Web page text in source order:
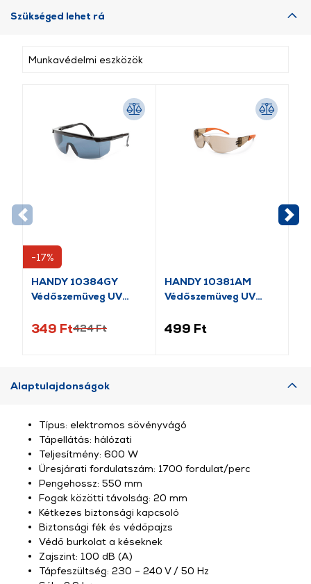
Szükséged lehet rá
Munkavédelmi eszközök
-17%
HANDY 10384GY
Védőszemüveg UV
349 Ft424 Ft
HANDY 10381AM
Védőszemüveg UV
499 Ft
Alaptulajdonságok
Típus: elektromos sövényvágó
Tápellátás: hálózati
Teljesítmény: 600 W
Üresjárati fordulatszám: 1700 fordulat/perc
Pengehossz: 550 mm
Fogak közötti távolság: 20 mm
Kétkezes biztonsági kapcsoló
Biztonsági fék és védőpajzs
Védő burkolat a késeknek
Zajszint: 100 dB (A)
Tápfeszültség: 230 – 240 V / 50 Hz